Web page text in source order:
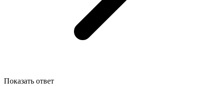
Показать ответ